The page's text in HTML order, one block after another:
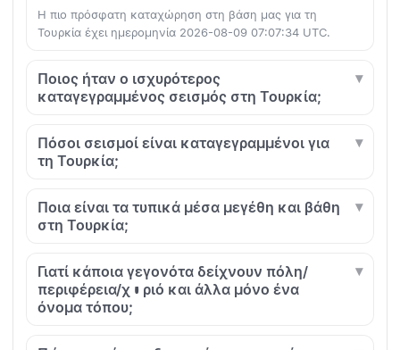
Η πιο πρόσφατη καταχώρηση στη βάση μας για τη
Τουρκία έχει ημερομηνία 2026-08-09 07:07:34 UTC.
Ποιος ήταν ο ισχυρότερος
καταγεγραμμένος σεισμός στη Τουρκία;
Πόσοι σεισμοί είναι καταγεγραμμένοι για
τη Τουρκία;
Ποια είναι τα τυπικά μέσα μεγέθη και βάθη
στη Τουρκία;
Γιατί κάποια γεγονότα δείχνουν πόλη/
περιφέρεια/χωριό και άλλα μόνο ένα
όνομα τόπου;